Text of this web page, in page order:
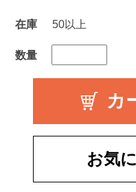
在庫 50以上
数量
お気